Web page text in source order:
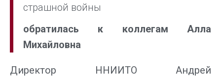
страшной войны
обратилась к коллегам Алла
Михайловна
Директор ННИИТО Андрей